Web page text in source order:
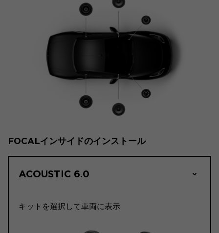
FOCALインサイドのインストール
ACOUSTIC 6.0
キットを選択して車両に表示